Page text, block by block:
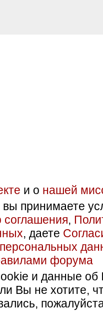
и о нашей
принимаете
соглашения,
, даете
форума
и данные об
Вы не хотите,